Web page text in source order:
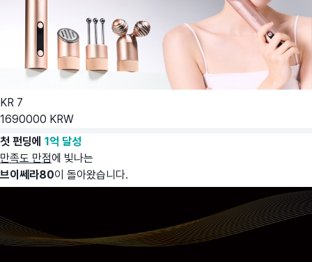
KR 7
1690000 KRW
첫 펀딩에 1억 달성
만족도 만점에 빛나는
브이쎄라80이 돌아왔습니다.